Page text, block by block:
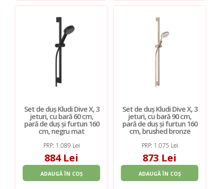
Set de duș Kludi Dive X, 3
jeturi, cu bară 60 cm,
pară de duș și furtun 160
cm, negru mat
PRP: 1.089 Lei
884 Lei
ADAUGĂ ÎN COȘ
Set de duș Kludi Dive X, 3
jeturi, cu bară 90 cm,
pară de duș și furtun 160
cm, brushed bronze
PRP: 1.075 Lei
873 Lei
ADAUGĂ ÎN COȘ